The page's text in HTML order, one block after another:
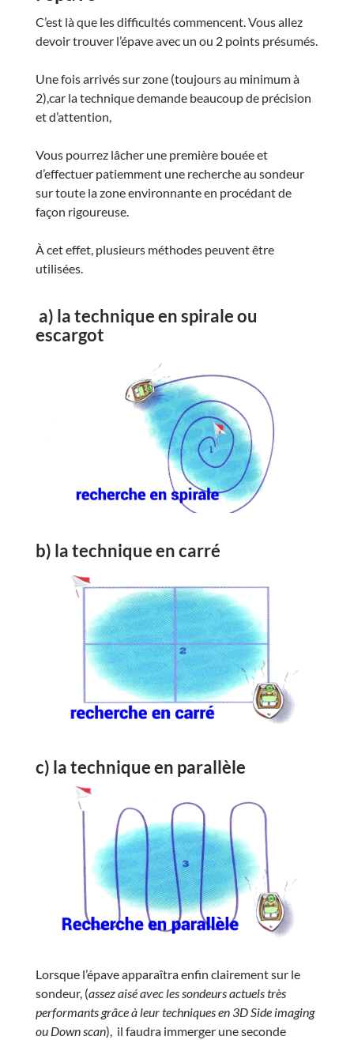
C’est là que les difficultés commencent. Vous allez
devoir trouver l’épave avec un ou 2 points présumés.
Une fois arrivés sur zone (toujours au minimum à
2), car la technique demande beaucoup de précision
et d’attention,
Vous pourrez lâcher une première bouée et
d’effectuer patiemment une recherche au sondeur
sur toute la zone environnante en procédant de
façon rigoureuse.
À cet effet, plusieurs méthodes peuvent être
utilisées.
a) la technique en spirale ou
escargot
b) la technique en carré
c) la technique en parallèle
Lorsque l’épave apparaîtra enfin clairement sur le
sondeur, (assez aisé avec les sondeurs actuels très
performants grâce à leur techniques en 3D Side imaging
ou Down scan), il faudra immerger une seconde